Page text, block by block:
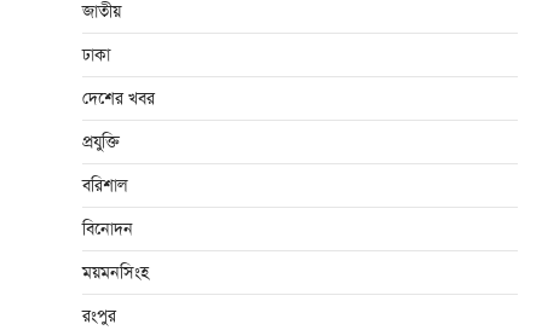
জাতীয়
ঢাকা
দেশের খবর
প্রযুক্তি
বরিশাল
বিনোদন
ময়মনসিংহ
রংপুর